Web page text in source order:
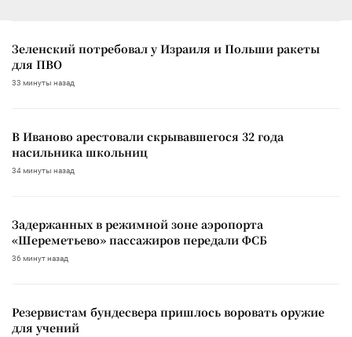
Зеленский потребовал у Израиля и Польши ракеты
для ПВО
33 минуты назад
В Иваново арестовали скрывавшегося 32 года
насильника школьниц
34 минуты назад
Задержанных в режимной зоне аэропорта
«Шереметьево» пассажиров передали ФСБ
36 минут назад
Резервистам бундесвера пришлось воровать оружие
для учений